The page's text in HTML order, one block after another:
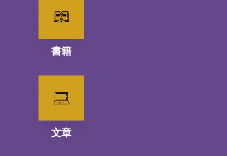
書籍
文章